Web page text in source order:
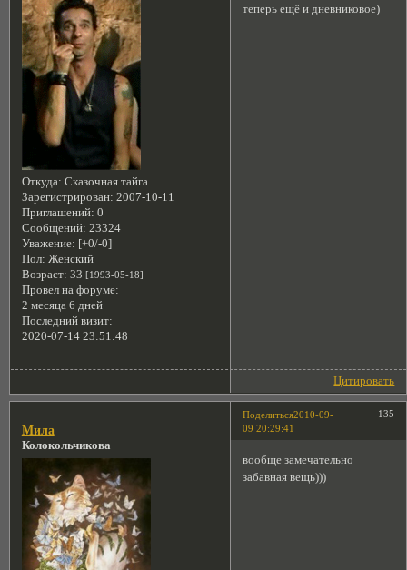
Откуда: Сказочная тайга
Зарегистрирован: 2007-10-11
Приглашений: 0
Сообщений: 23324
Уважение: [+0/-0]
Пол: Женский
Возраст: 33 [1993-05-18]
Провел на форуме:
2 месяца 6 дней
Последний визит:
2020-07-14 23:51:48
теперь ещё и дневниковое)
Цитировать
Поделиться 135
2010-09-
09 20:29:41
Мила
Колокольчикова
вообще замечательно
забавная вещь)))